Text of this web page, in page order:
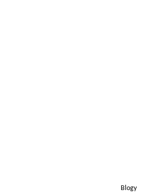
Blogy